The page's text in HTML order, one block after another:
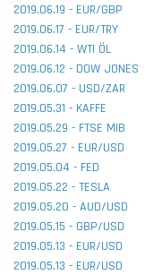
2019.06.19 - EUR/GBP
2019.06.17 - EUR/TRY
2019.06.14 - WTI ÖL
2019.06.12 - DOW JONES
2019.06.07 - USD/ZAR
2019.05.31 - KAFFE
2019.05.29 - FTSE MIB
2019.05.27 - EUR/USD
2019.05.04 - FED
2019.05.22 - TESLA
2019.05.20 - AUD/USD
2019.05.15 - GBP/USD
2019.05.13 - EUR/USD
2019.05.13 - EUR/USD